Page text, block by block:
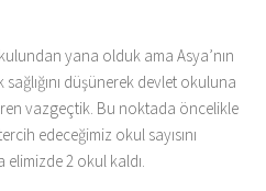
yana olduk ama Asya’nın
düşünerek devlet okuluna
vazgeçtik. Bu noktada öncelikle
edeceğimiz okul sayısını
2 okul kaldı.